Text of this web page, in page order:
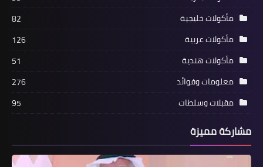
مأكولات خليجية
82
مأكولات عربية
126
مأكولات هندية
51
معلومات وفوائد
276
مقبلات وسلطات
95
مشاركة مميزة